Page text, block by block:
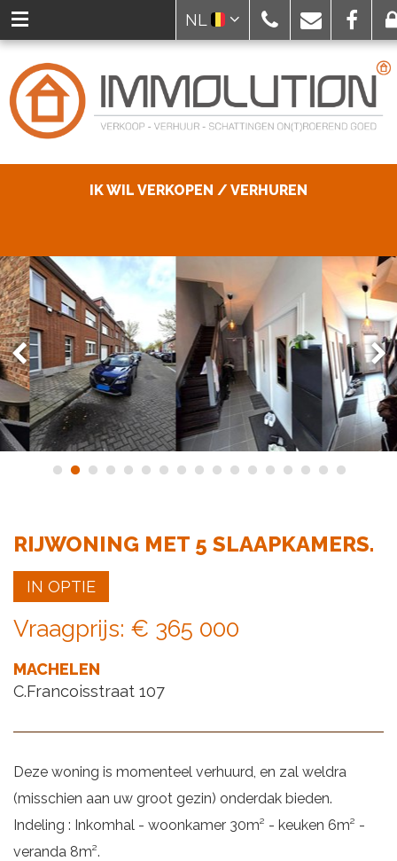
NL
IK WIL VERKOPEN / VERHUREN
RIJWONING MET 5 SLAAPKAMERS.
IN OPTIE
Vraagprijs: € 365 000
MACHELEN
C.Francoisstraat 107
Deze woning is momenteel verhuurd, en zal weldra
(misschien aan uw groot gezin) onderdak bieden.
Indeling : Inkomhal - woonkamer 30m² - keuken 6m² -
veranda 8m².